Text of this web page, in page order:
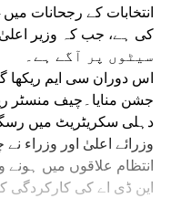
سیٹوں پر آگے ہے۔
اس دوران سی ایم ریکھا
جشن منایا۔چیف منسٹر
دہلی سکریٹریٹ میں
وزرائے اعلیٰ اور وزراء
انتظام علاقوں میں ہونے